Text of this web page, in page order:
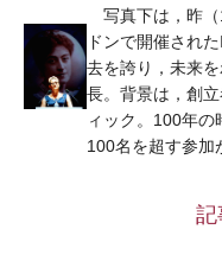
写真下は，昨（
ドンで開催され
去を誇り，未来
長。背景は，創
ィック。100年
100名を超す参加
記